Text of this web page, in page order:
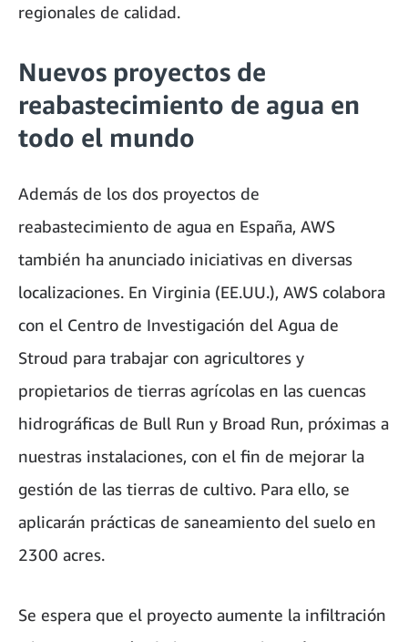
regionales de calidad.
Nuevos proyectos de
reabastecimiento de agua en
todo el mundo
Además de los dos proyectos de
reabastecimiento de agua en España, AWS
también ha anunciado iniciativas en diversas
localizaciones. En Virginia (EE.UU.), AWS colabora
con el Centro de Investigación del Agua de
Stroud para trabajar con agricultores y
propietarios de tierras agrícolas en las cuencas
hidrográficas de Bull Run y Broad Run, próximas a
nuestras instalaciones, con el fin de mejorar la
gestión de las tierras de cultivo. Para ello, se
aplicarán prácticas de saneamiento del suelo en
2300 acres.
Se espera que el proyecto aumente la infiltración